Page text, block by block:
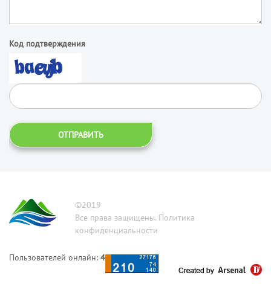
Код подтверждения
ОТПРАВИТЬ
©2019
Все права защищены. Политика
конфиденциальности
Пользователей онлайн: 4